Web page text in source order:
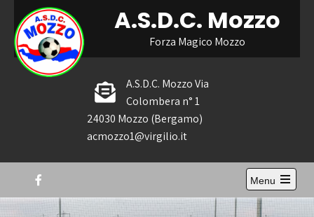
content
A.S.D.C. Mozzo
Forza Magico Mozzo
A.S.D.C. Mozzo Via
Colombera n° 1
24030 Mozzo (Bergamo)
acmozzo1@virgilio.it
Menu
Open
the
main